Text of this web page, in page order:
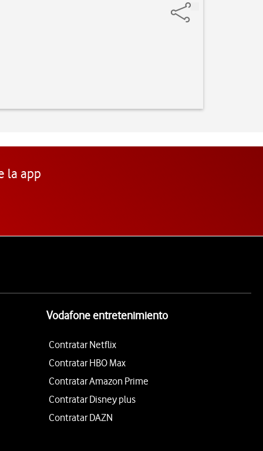
la app
Vodafone entretenimiento
Contratar Netflix
Contratar HBO Max
Contratar Amazon Prime
Contratar Disney plus
Contratar DAZN